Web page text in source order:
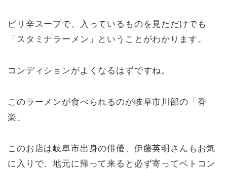
ピリ辛スープで、入っているものを見ただけでも
「スタミナラーメン」ということがわかります。
コンディションがよくなるはずですね。
このラーメンが食べられるのが岐阜市川部の「香
楽」
このお店は岐阜市出身の俳優、伊藤英明さんもお気
に入りで、地元に帰って来ると必ず寄ってベトコン